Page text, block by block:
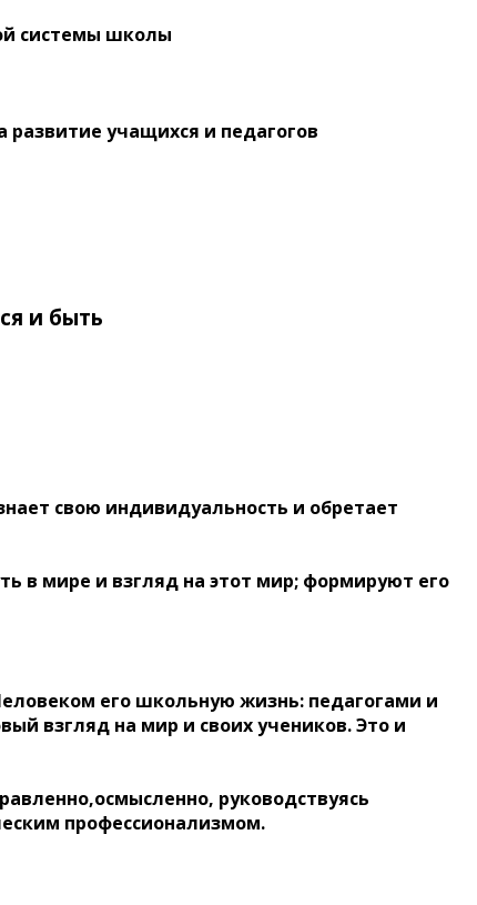
системы школы
учащихся и педагогов
и быть
свою индивидуальность и обретает
в мире и взгляд на этот мир; формируют его
его школьную жизнь: педагогами и
взгляд на мир и своих учеников. Это и
руководствуясь
профессионализмом.